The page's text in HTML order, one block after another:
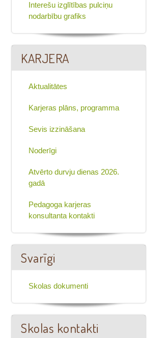
Interešu izglītības pulciņu
nodarbību grafiks
KARJERA
Aktualitātes
Karjeras plāns, programma
Sevis izzināšana
Noderīgi
Atvērto durvju dienas 2026.
gadā
Pedagoga karjeras
konsultanta kontakti
Svarīgi
Skolas dokumenti
Skolas kontakti